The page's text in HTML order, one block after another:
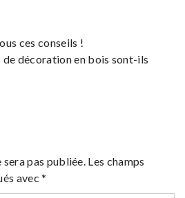
ces conseils !
de décoration en bois sont-ils
pas publiée. Les champs
avec*